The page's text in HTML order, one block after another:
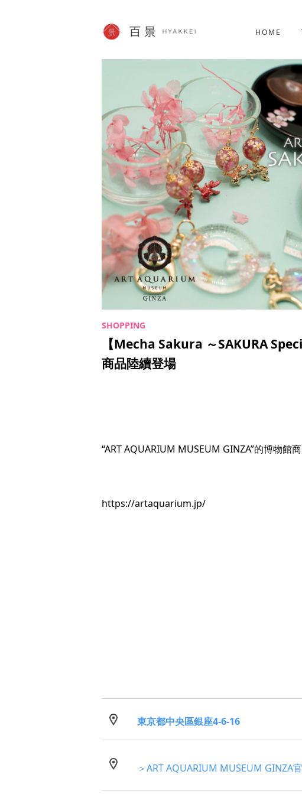
HOME
SHOPPING
JP info
【Mecha Sakura ～SAKURA
商品陸續登場
“ART AQUARIUM MUSEUM GINZA”的博物館
https://artaquarium.jp/
東京都中央區銀座4-6-16
＞ART AQUARIUM MUSEUM GINZA